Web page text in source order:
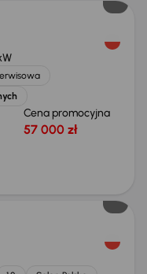
Cena promocyjna
57 000 zł